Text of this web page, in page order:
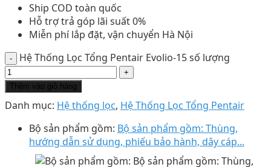
Ship COD toàn quốc
Hỗ trợ trả góp lãi suất 0%
Miễn phí lắp đặt, vận chuyển Hà Nội
Hệ Thống Lọc Tổng Pentair Evolio-15 số lượng
Thêm vào giỏ hàng
Danh mục: Hệ thống lọc, Hệ Thống Lọc Tổng Pentair
Bộ sản phẩm gồm: Bộ sản phẩm gồm: Thùng,
hướng dẫn sử dụng, phiếu bảo hành, dây cáp...